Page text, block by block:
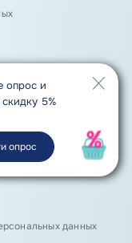
опрос и
5%
опрос
данных